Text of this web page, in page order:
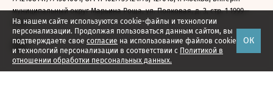
На нашем сайте используются cookie-файлы и технологии
персонализации. Продолжая пользоваться данным сайтом, вы
подтверждаете свое согласие на использование файлов cookie
и технологий персонализации в соответствии с Политикой в
отношении обработки персональных данных.
ОК
муниципальный округ Марьина Роща, ул. Полковая, д. 3, стр. 1 1999—
2026